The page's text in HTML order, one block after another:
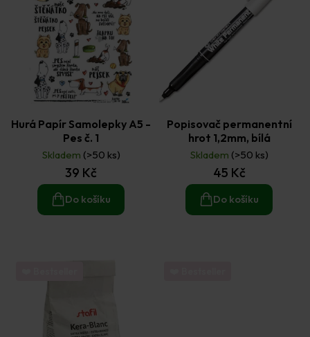
Hurá Papír Samolepky A5 -
Pes č. 1
Skladem (>50 ks)
39 Kč
Do košíku
Popisovač permanentní
hrot 1,2mm, bílá
Skladem (>50 ks)
45 Kč
Do košíku